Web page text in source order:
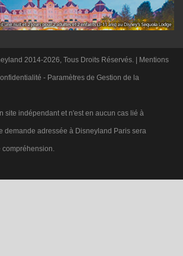
2014-2026, Tous Droits Réservés. | Mentions
- Paramètres de Gestion de la
site indépendant et n'est en aucun cas lié à
demande adressée à Disneyland Paris sera
compréhension.